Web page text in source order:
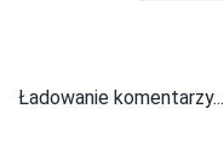
Ładowanie komentarzy...